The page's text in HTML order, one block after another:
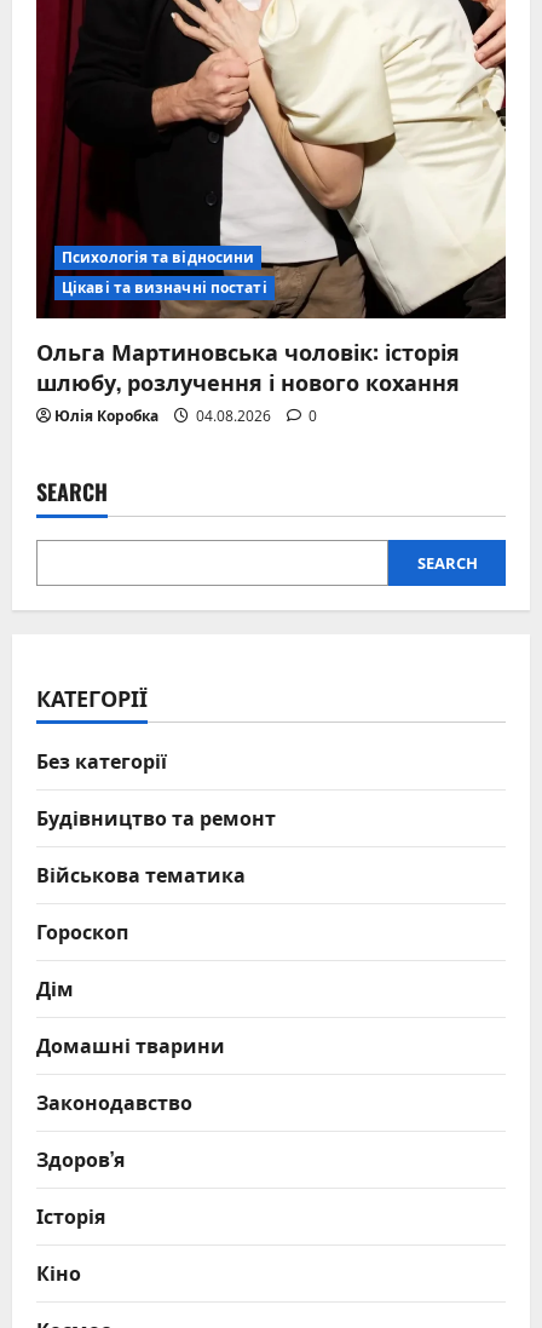
Психологія та відносини
Цікаві та визначні постаті
Ольга Мартиновська чоловік: історія
шлюбу, розлучення і нового кохання
Юлія Коробка 04.08.2026 0
SEARCH
SEARCH
КАТЕГОРІЇ
Без категорії
Будівництво та ремонт
Військова тематика
Гороскоп
Дім
Домашні тварини
Законодавство
Здоров’я
Історія
Кіно